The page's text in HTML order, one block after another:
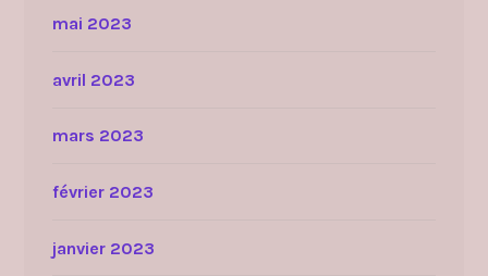
mai 2023
avril 2023
mars 2023
février 2023
janvier 2023